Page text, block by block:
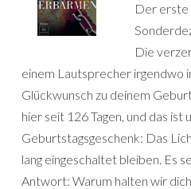
Der erste
Die
einem Lautsprecher irgendwo
Glückwunsch zu deinem
hier seit 126 Tagen, und das ist
Geburtstagsgeschenk: Das
lang eingeschaltet bleiben. Es
Antwort: Warum halten wir